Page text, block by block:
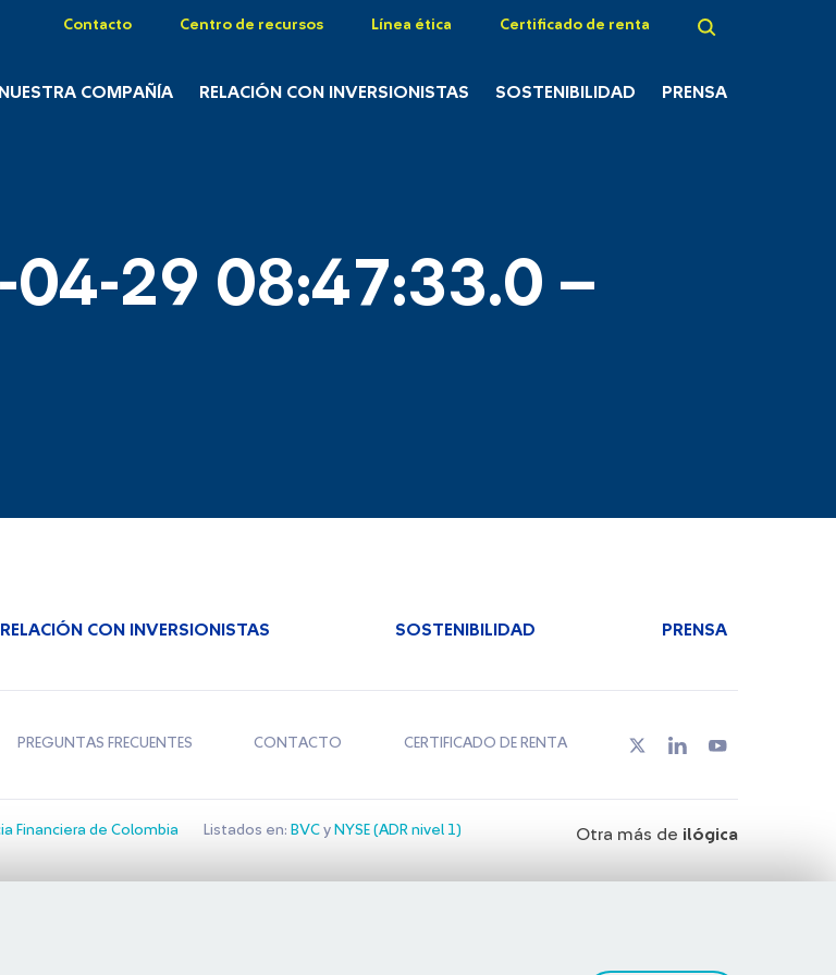
Contacto Centro de recursos Línea ética Certificado de renta
NUESTRA COMPAÑÍA RELACIÓN CON INVERSIONISTAS SOSTENIBILIDAD PRENSA
04-29 08:47:33.0 –
RELACIÓN CON INVERSIONISTAS SOSTENIBILIDAD PRENSA
PREGUNTAS FRECUENTES CONTACTO CERTIFICADO DE RENTA
Financiera de Colombia Listados en: BVCy NYSE (ADR nivel 1) Otra más de ilógica